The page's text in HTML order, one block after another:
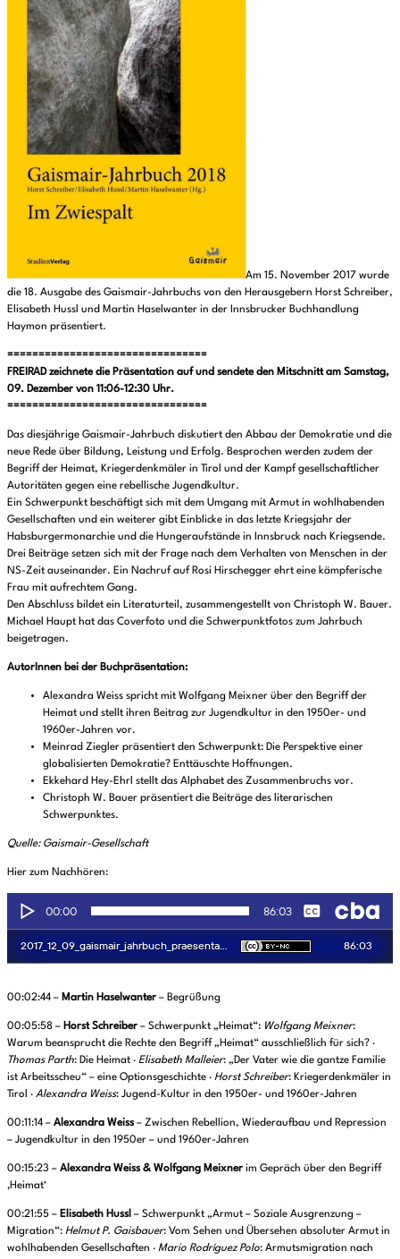
Am 15. November 2017 wurde
die 18. Ausgabe des Gaismair-Jahrbuchs von den Herausgebern Horst Schreiber,
Elisabeth Hussl und Martin Haselwanter in der Innsbrucker Buchhandlung
Haymon präsentiert.
================================
FREIRAD zeichnete die Präsentation auf und sendete den Mitschnitt am Samstag,
09. Dezember von 11:06-12:30 Uhr.
================================
Das diesjährige Gaismair-Jahrbuch diskutiert den Abbau der Demokratie und die
neue Rede über Bildung, Leistung und Erfolg. Besprochen werden zudem der
Begriff der Heimat, Kriegerdenkmäler in Tirol und der Kampf gesellschaftlicher
Autoritäten gegen eine rebellische Jugendkultur.
Ein Schwerpunkt beschäftigt sich mit dem Umgang mit Armut in wohlhabenden
Gesellschaften und ein weiterer gibt Einblicke in das letzte Kriegsjahr der
Habsburgermonarchie und die Hungeraufstände in Innsbruck nach Kriegsende.
Drei Beiträge setzen sich mit der Frage nach dem Verhalten von Menschen in der
NS-Zeit auseinander. Ein Nachruf auf Rosi Hirschegger ehrt eine kämpferische
Frau mit aufrechtem Gang.
Den Abschluss bildet ein Literaturteil, zusammengestellt von Christoph W. Bauer.
Michael Haupt hat das Coverfoto und die Schwerpunktfotos zum Jahrbuch
beigetragen.
AutorInnen bei der Buchpräsentation:
Alexandra Weiss spricht mit Wolfgang Meixner über den Begriff der
Heimat und stellt ihren Beitrag zur Jugendkultur in den 1950er- und
1960er-Jahren vor.
Meinrad Ziegler präsentiert den Schwerpunkt: Die Perspektive einer
globalisierten Demokratie? Enttäuschte Hoffnungen.
Ekkehard Hey-Ehrl stellt das Alphabet des Zusammenbruchs vor.
Christoph W. Bauer präsentiert die Beiträge des literarischen
Schwerpunktes.
Quelle: Gaismair-Gesellschaft
Hier zum Nachhören:
00:02:44 – Martin Haselwanter – Begrüßung
00:05:58 – Horst Schreiber – Schwerpunkt „Heimat“: Wolfgang Meixner:
Warum beansprucht die Rechte den Begriff „Heimat“ ausschließlich für sich? ·
Thomas Parth: Die Heimat · Elisabeth Malleier: „Der Vater wie die gantze Familie
ist Arbeitsscheu“ – eine Optionsgeschichte · Horst Schreiber: Kriegerdenkmäler in
Tirol · Alexandra Weiss: Jugend-Kultur in den 1950er- und 1960er-Jahren
00:11:14 – Alexandra Weiss – Zwischen Rebellion, Wiederaufbau und Repression
– Jugendkultur in den 1950er – und 1960er-Jahren
00:15:23 – Alexandra Weiss & Wolfgang Meixner im Gepräch über den Begriff
‚Heimat‘
00:21:55 – Elisabeth Hussl – Schwerpunkt „Armut – Soziale Ausgrenzung –
Migration“: Helmut P. Gaisbauer: Vom Sehen und Übersehen absoluter Armut in
wohlhabenden Gesellschaften · Mario Rodríguez Polo: Armutsmigration nach